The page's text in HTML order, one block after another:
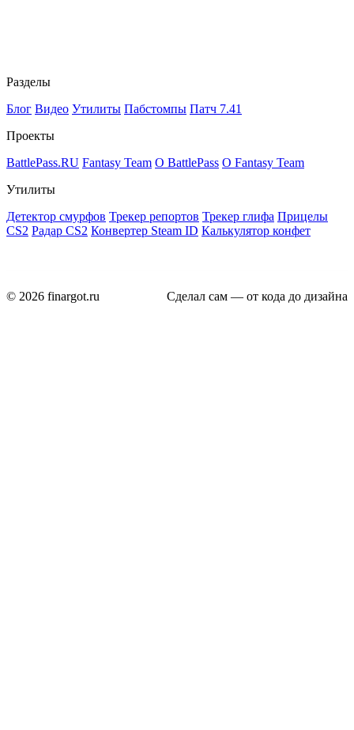
Разделы
Блог Видео Утилиты Пабстомпы Патч 7.41
Проекты
BattlePass.RU Fantasy Team О BattlePass О Fantasy Team
Утилиты
Детектор смурфов Трекер репортов Трекер глифа Прицелы
CS2 Радар CS2 Конвертер Steam ID Калькулятор конфет
© 2026 finargot.ru Сделал сам — от кода до дизайна